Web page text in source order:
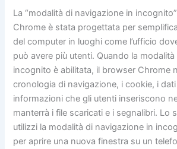
La “modalità di navigazione in
Chrome è stata progettata per
del computer in luoghi come l’ufficio
può avere più utenti. Quando la
incognito è abilitata, il browser Chrome
cronologia di navigazione, i cookie, i
informazioni che gli utenti inseriscono
manterrà i file scaricati e i segnalibri. Lo
utilizzi la modalità di navigazione in
per aprire una nuova finestra su un